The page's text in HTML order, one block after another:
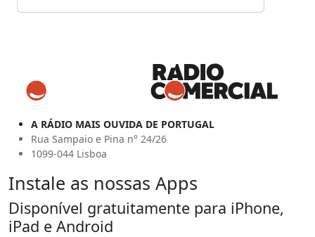
A RÁDIO MAIS OUVIDA DE PORTUGAL
Rua Sampaio e Pina n° 24/26
1099-044 Lisboa
Instale as nossas Apps
Disponível gratuitamente para iPhone,
iPad e Android